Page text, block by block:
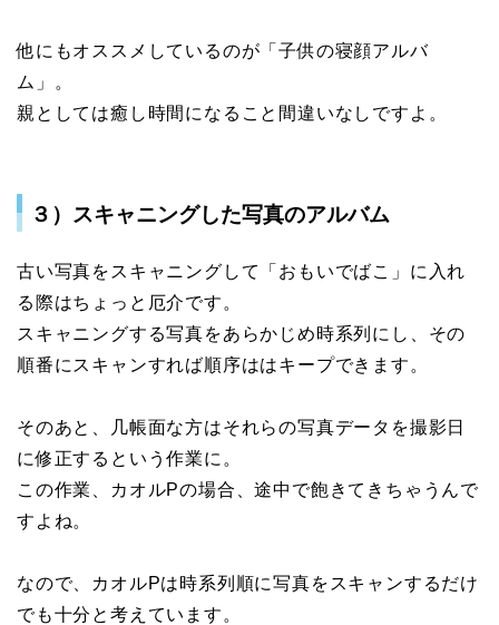
他にもオススメしているのが「子供の寝顔アルバ
ム」。
親としては癒し時間になること間違いなしですよ。
３）スキャニングした写真のアルバム
古い写真をスキャニングして「おもいでばこ」に入れ
る際はちょっと厄介です。
スキャニングする写真をあらかじめ時系列にし、その
順番にスキャンすれば順序ははキープできます。
そのあと、几帳面な方はそれらの写真データを撮影日
に修正するという作業に。
この作業、カオルPの場合、途中で飽きてきちゃうんで
すよね。
なので、カオルPは時系列順に写真をスキャンするだけ
でも十分と考えています。